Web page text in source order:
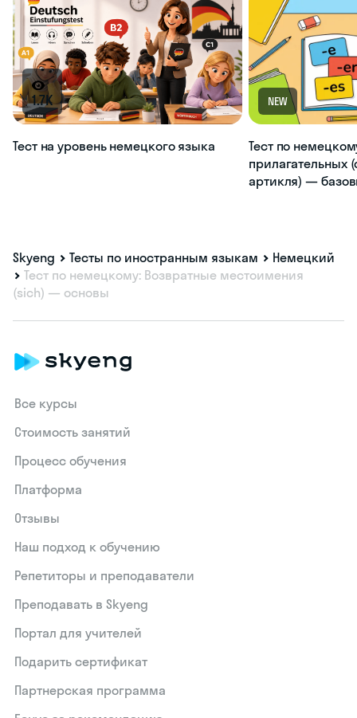
1.7K
Тест на уровень немецкого языка
NEW
Тест по
прилагательных
артикля) —
Skyeng Тесты по иностранным языкам
Немецкий
Тест по немецкому: Возвратные местоимения
(sich) — основы
Все курсы
Стоимость занятий
Процесс обучения
Платформа
Отзывы
Наш подход к обучению
Репетиторы и преподаватели
Преподавать в Skyeng
Портал для учителей
Подарить сертификат
Партнерская программа